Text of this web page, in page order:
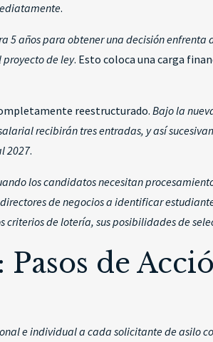
.
5 años para obtener una decisión
de ley. Esto coloca una carga
reestructurado.Bajo la
recibirán tres entradas, y así
2027.
los candidatos necesitan
de negocios a identificar
criterios de lotería, sus posibilidades de
de
e individual a cada solicitante de asilo